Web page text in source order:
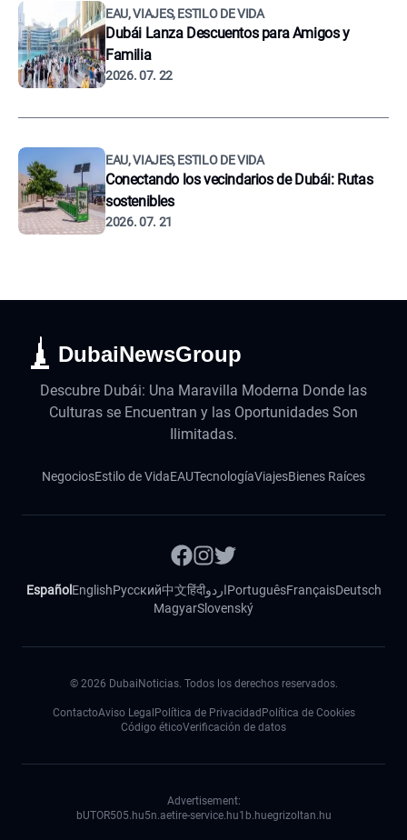
EAU, VIAJES, ESTILO DE VIDA
Dubái Lanza Descuentos para Amigos y
Familia
2026. 07. 22
EAU, VIAJES, ESTILO DE VIDA
Conectando los vecindarios de Dubái: Rutas
sostenibles
2026. 07. 21
DubaiNewsGroup
Descubre Dubái: Una Maravilla Moderna Donde las
Culturas se Encuentran y las Oportunidades Son
Ilimitadas.
NegociosEstilo de VidaEAUTecnologíaViajesBienes Raíces
Español EnglishРусский中文हिंदीاردوPortuguêsFrançaisDeutsch
MagyarSlovenský
© 2026 DubaiNoticias. Todos los derechos reservados.
ContactoAviso Legal Política de Privacidad Política de Cookies
Código éticoVerificación de datos
Advertisement:
bUTOR505.hu5n.aetire-service.hu1b.huegrizoltan.hu